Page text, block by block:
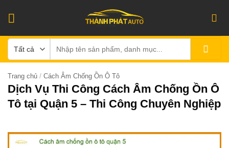
kiếm:
Trang chủ / Cách Âm Chống Ồn Ô Tô
Dịch Vụ Thi Công Cách Âm Chống Ồn Ô
Tô tại Quận 5 – Thi Công Chuyên Nghiệp